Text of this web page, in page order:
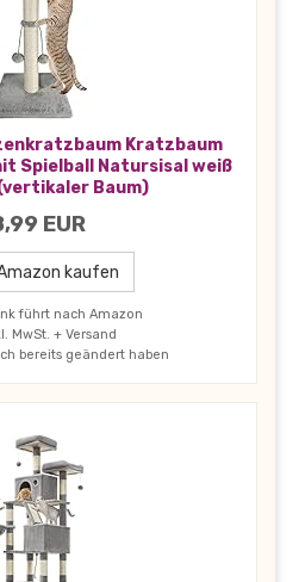
Kratzbaum
Spielball Natursisal weiß
Baum)
EUR
kaufen
führt nach Amazon
MwSt. + Versand
bereits geändert haben